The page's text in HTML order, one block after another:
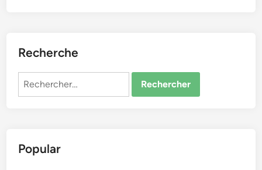
Recherche
Rechercher :
Popular